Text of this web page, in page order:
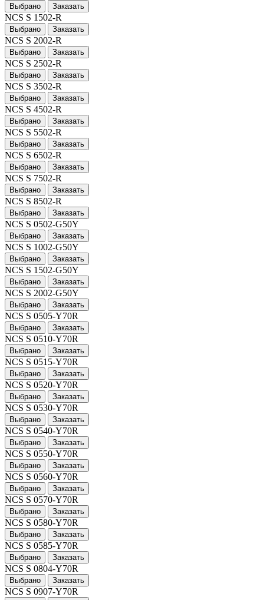
Выбрано Заказать
NCS S 1502-R
Выбрано Заказать
NCS S 2002-R
Выбрано Заказать
NCS S 2502-R
Выбрано Заказать
NCS S 3502-R
Выбрано Заказать
NCS S 4502-R
Выбрано Заказать
NCS S 5502-R
Выбрано Заказать
NCS S 6502-R
Выбрано Заказать
NCS S 7502-R
Выбрано Заказать
NCS S 8502-R
Выбрано Заказать
NCS S 0502-G50Y
Выбрано Заказать
NCS S 1002-G50Y
Выбрано Заказать
NCS S 1502-G50Y
Выбрано Заказать
NCS S 2002-G50Y
Выбрано Заказать
NCS S 0505-Y70R
Выбрано Заказать
NCS S 0510-Y70R
Выбрано Заказать
NCS S 0515-Y70R
Выбрано Заказать
NCS S 0520-Y70R
Выбрано Заказать
NCS S 0530-Y70R
Выбрано Заказать
NCS S 0540-Y70R
Выбрано Заказать
NCS S 0550-Y70R
Выбрано Заказать
NCS S 0560-Y70R
Выбрано Заказать
NCS S 0570-Y70R
Выбрано Заказать
NCS S 0580-Y70R
Выбрано Заказать
NCS S 0585-Y70R
Выбрано Заказать
NCS S 0804-Y70R
Выбрано Заказать
NCS S 0907-Y70R